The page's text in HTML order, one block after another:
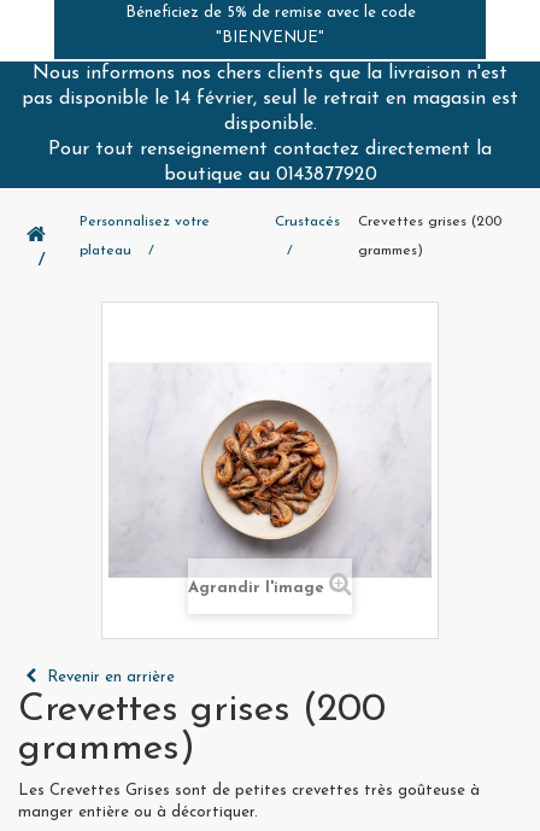
Béneficiez de 5% de remise avec le code
"BIENVENUE"
Nous informons nos chers clients que la livraison n'est
pas disponible le 14 février, seul le retrait en magasin est
disponible.
Pour tout renseignement contactez directement la
boutique au 0143877920
Personnalisez votre
plateau
Crustacés
Crevettes grises (200
grammes)
Agrandir l'image
Revenir en arrière
Crevettes grises (200
grammes)
Les Crevettes Grises sont de petites crevettes très goûteuse à
manger entière ou à décortiquer.